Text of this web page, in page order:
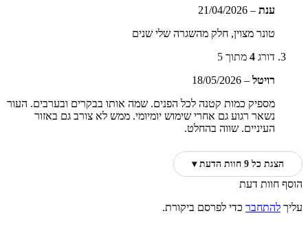
ענת –
21/04/2026
טונר מצוין, חלק מהשגרה שלי שנים
דורג 4 מתוך 5
רויטל –
18/05/2026
מספיק כמות קטנה לכל הפנים. שמה אותו בבקרים ובערבים. העור
נשאר רגוע גם אחרי שימוש יומיומי. ממש לא צורב גם באזור
העיניים. שווה בהחלט.
הצגת כל 9 חוות הדעת ▾
הוסף חוות דעת
עליך להתחבר כדי לפרסם ביקורת.